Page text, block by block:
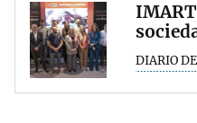
DIARIO